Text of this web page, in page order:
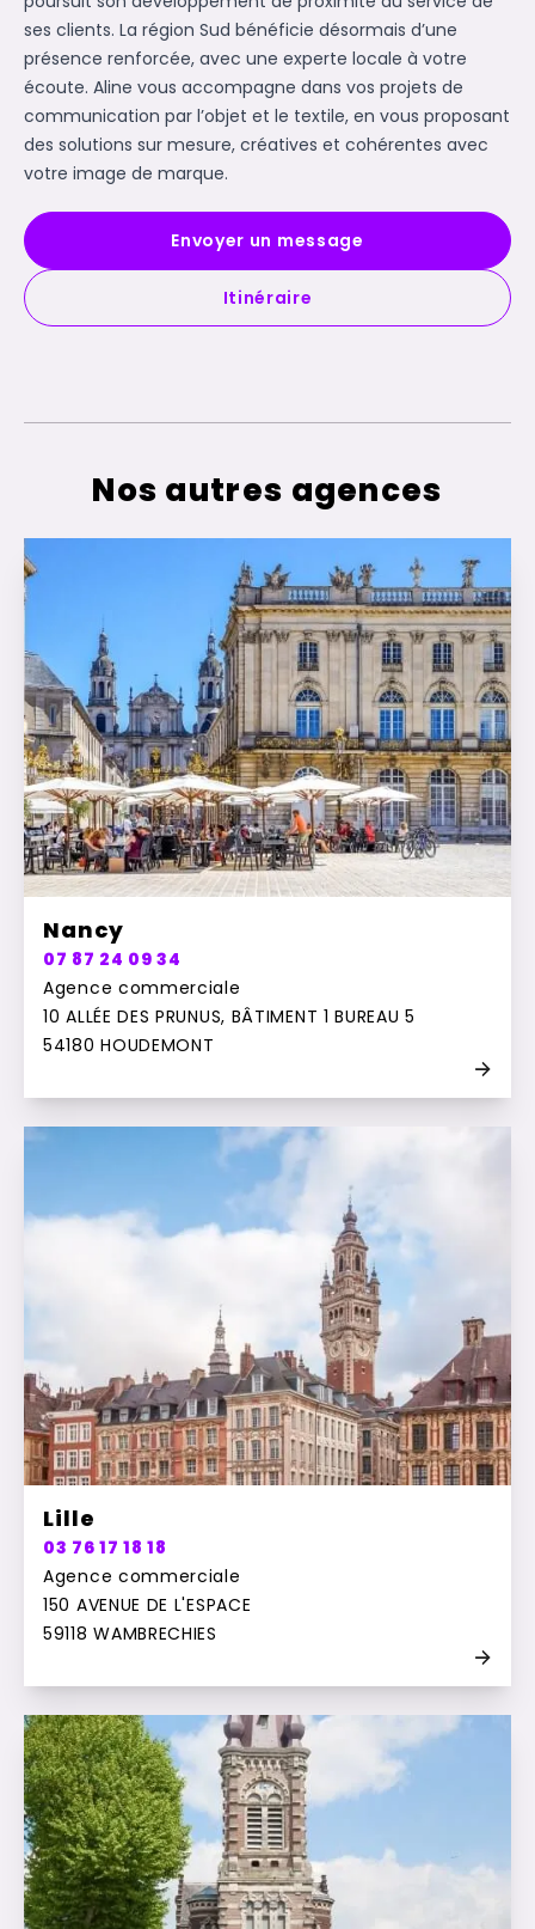
ses clients. La région Sud bénéficie désormais d’une
présence renforcée, avec une experte locale à votre
écoute. Aline vous accompagne dans vos projets de
communication par l’objet et le textile, en vous proposant
des solutions sur mesure, créatives et cohérentes avec
votre image de marque.
Envoyer un message
Itinéraire
Nos autres agences
Nancy
07 87 24 09 34
Agence commerciale
10 ALLÉE DES PRUNUS, BÂTIMENT 1 BUREAU 5
54180 HOUDEMONT
Lille
03 76 17 18 18
Agence commerciale
150 AVENUE DE L'ESPACE
59118 WAMBRECHIES